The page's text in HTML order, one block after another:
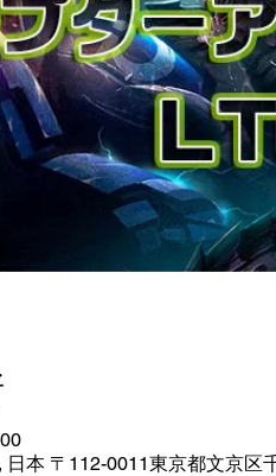
日本 〒112-0011東京都文京区